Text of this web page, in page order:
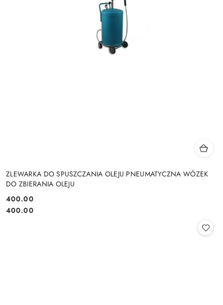
ZLEWARKA DO SPUSZCZANIA OLEJU PNEUMATYCZNA WÓZEK
DO ZBIERANIA OLEJU
Cena:
400.00
Cena:
400.00